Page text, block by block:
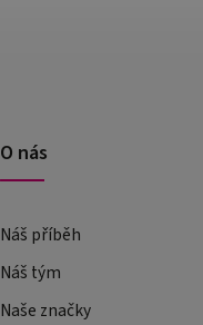
O nás
Náš příběh
Náš tým
Naše značky